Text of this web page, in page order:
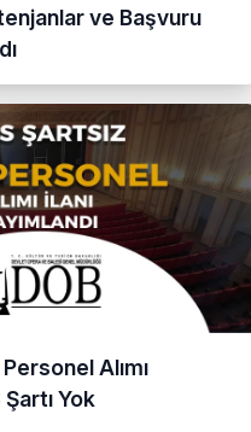
ve Başvuru
Alımı
Yok